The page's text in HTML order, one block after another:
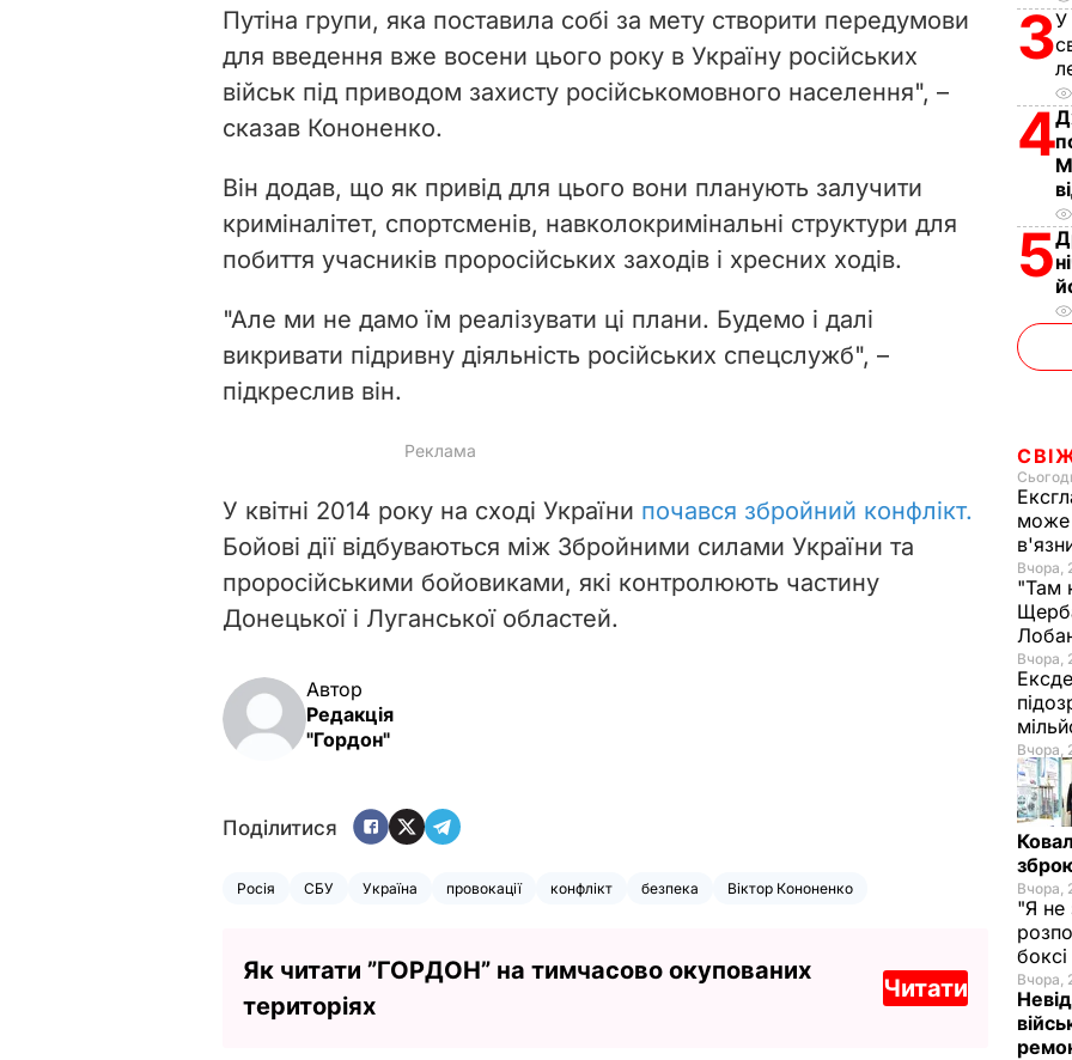
d
e
Путіна групи, яка поставила собі за мету створити передумови
для введення вже восени цього року в Україну російських
військ під приводом захисту російськомовного населення", –
сказав Кононенко.
Він додав, що як привід для цього вони планують залучити
криміналітет, спортсменів, навколокримінальні структури для
побиття учасників проросійських заходів і хресних ходів.
"Але ми не дамо їм реалізувати ці плани. Будемо і далі
викривати підривну діяльність російських спецслужб", –
підкреслив він.
У квітні 2014 року на сході України почався збройний конфлікт.
Бойові дії відбуваються між Збройними силами України та
проросійськими бойовиками, які контролюють частину
Донецької і Луганської областей.
Автор
Редакція
"Гордон"
Поділитися
Росія СБУ Україна провокації конфлікт безпека Віктор Кононенко
Як читати ”ГОРДОН” на тимчасово окупованих
територіях
Читати
3У
4
5
може
Вчора,
"Там
Вчора,
Вчора,
Вчора,
"Я не
боксі
Вчора,